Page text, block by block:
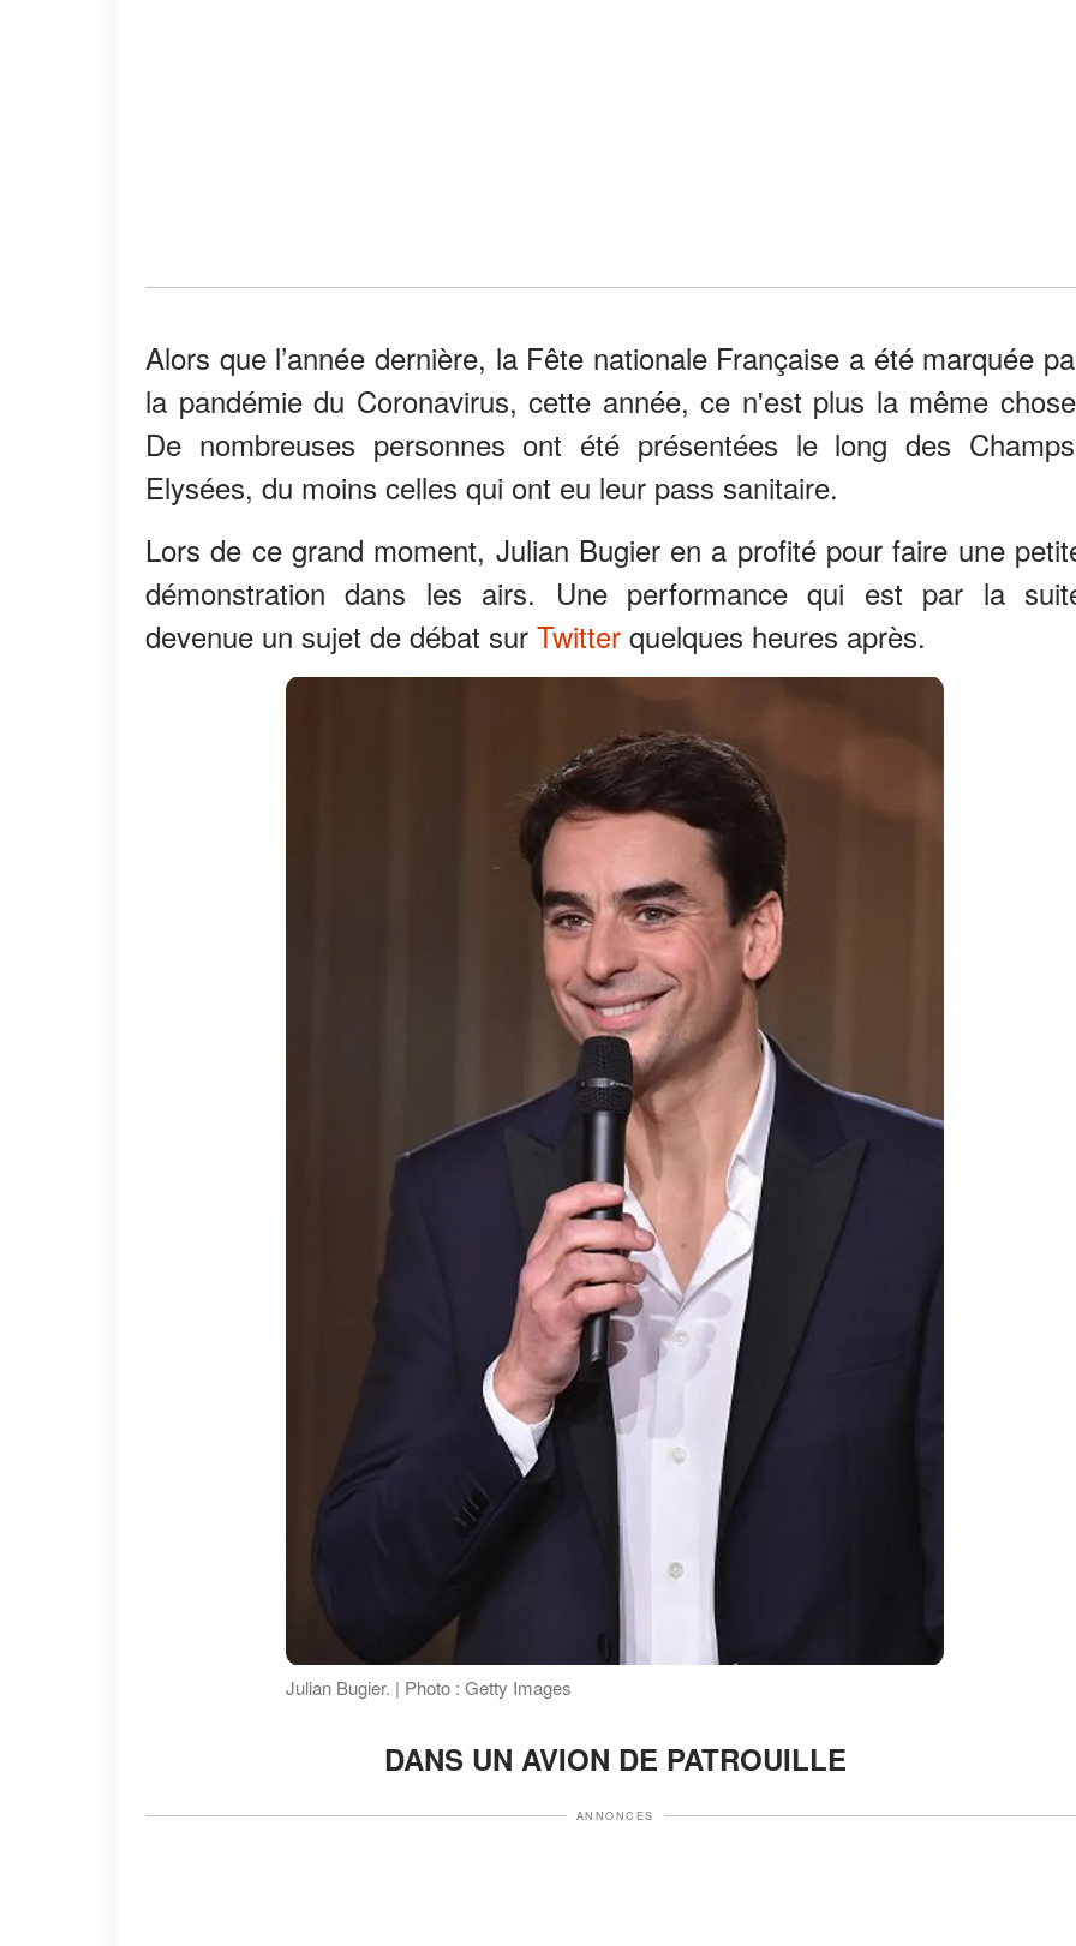
Alors que l’année dernière, la Fête nationale Française a été marquée
la pandémie du Coronavirus, cette année, ce n'est plus la même
De nombreuses personnes ont été présentées le long des
Elysées, du moins celles qui ont eu leur pass sanitaire.
Lors de ce grand moment, Julian Bugier en a profité pour faire une
démonstration dans les airs. Une performance qui est par la
devenue un sujet de débat sur Twitter quelques heures après.
Julian Bugier. | Photo : Getty Images
DANS UN AVION DE PATROUILLE
ANNONCES